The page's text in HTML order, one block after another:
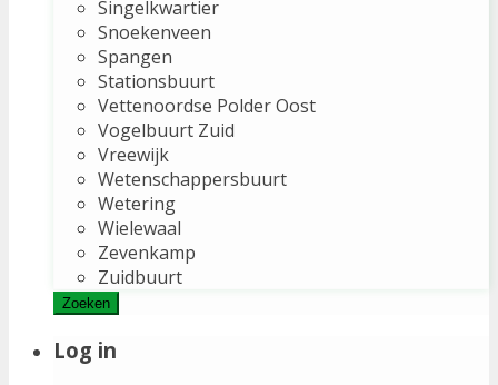
Singelkwartier
Snoekenveen
Spangen
Stationsbuurt
Vettenoordse Polder Oost
Vogelbuurt Zuid
Vreewijk
Wetenschappersbuurt
Wetering
Wielewaal
Zevenkamp
Zuidbuurt
Zoeken
Log in